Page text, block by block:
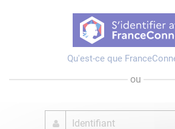
Qu'est-ce que
ou